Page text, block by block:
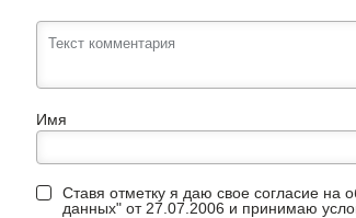
Имя
Ставя отметку я даю свое согласие на
данных" от 27.07.2006 и принимаю